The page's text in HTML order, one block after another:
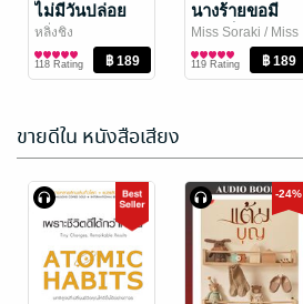
204 Rating 49 Rating
ไม่มีวันปล่อย
เจ้าไป
หลิ่งชิง
นิยายรักจีนโบราณ
118 Rating
นางร้ายขอมี
สามีเป็นตัวร้าย
ผู้ร่ำรวย
Miss Soraki / Miss
Soraki/ นุสรฏิยา
นิยายรักจีนโบราณ
119 Rating
-16%
ขายดีใน หนังสือเสียง
-24%